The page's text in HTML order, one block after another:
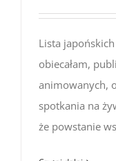
Lista
obiecałam,
animowanych,
spotkania na
że powstanie